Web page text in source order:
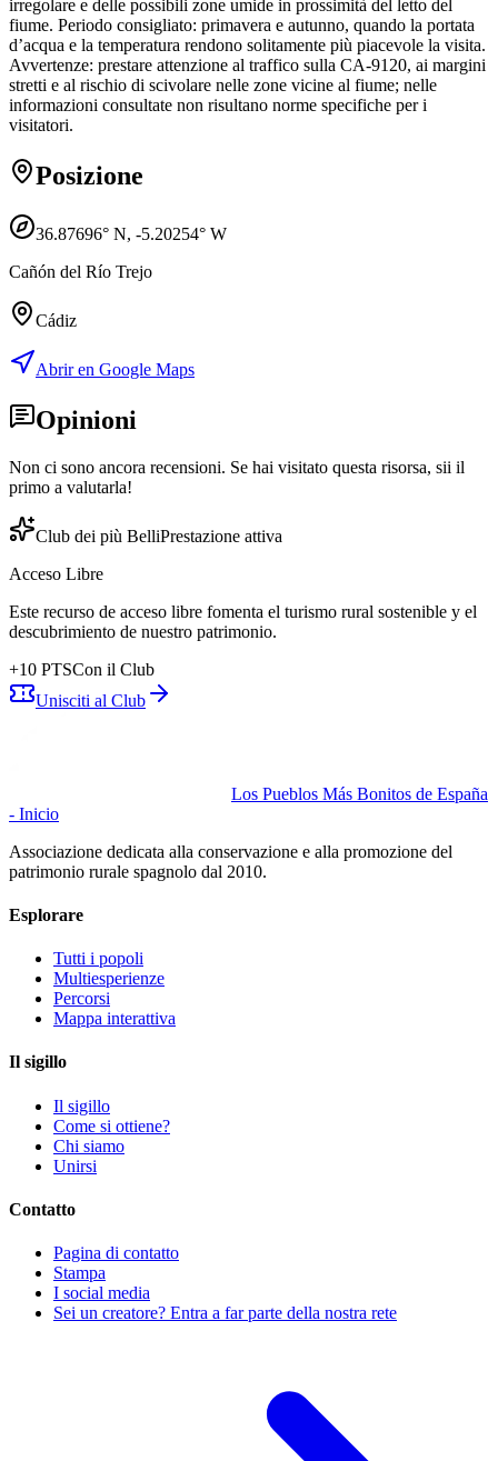
irregolare e delle possibili zone umide in prossimità del letto del
fiume. Periodo consigliato: primavera e autunno, quando la portata
d’acqua e la temperatura rendono solitamente più piacevole la visita.
Avvertenze: prestare attenzione al traffico sulla CA-9120, ai margini
stretti e al rischio di scivolare nelle zone vicine al fiume; nelle
informazioni consultate non risultano norme specifiche per i
visitatori.
Posizione
36.87696° N, -5.20254° W
Cañón del Río Trejo
Cádiz
Abrir en Google Maps
Opinioni
Non ci sono ancora recensioni. Se hai visitato questa risorsa, sii il
primo a valutarla!
Club dei più BelliPrestazione attiva
Acceso Libre
Este recurso de acceso libre fomenta el turismo rural sostenible y el
descubrimiento de nuestro patrimonio.
+10 PTSCon il Club
Unisciti al Club
Los Pueblos Más Bonitos de España
- Inicio
Associazione dedicata alla conservazione e alla promozione del
patrimonio rurale spagnolo dal 2010.
Esplorare
Tutti i popoli
Multiesperienze
Percorsi
Mappa interattiva
Il sigillo
Il sigillo
Come si ottiene?
Chi siamo
Unirsi
Contatto
Pagina di contatto
Stampa
I social media
Sei un creatore? Entra a far parte della nostra rete